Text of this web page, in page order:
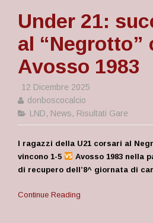
Under 21:
al “Negrotto”
Avosso 1983
12 Dicembre 2025
donboscocalcio
LND, News, Risultati Gare
I ragazzi della U21 corsari al
vincono 1-5
Avosso 1983 nella
di recupero dell’8^ giornata di
Continue Reading